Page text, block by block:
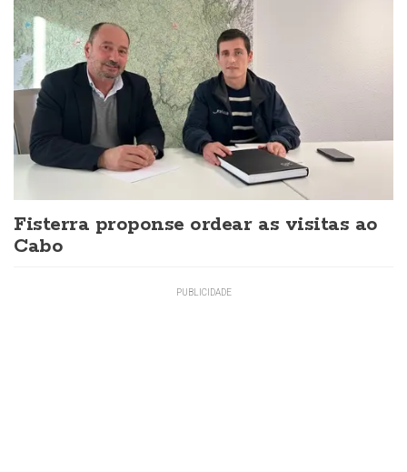
Fisterra proponse ordear as visitas ao
Cabo